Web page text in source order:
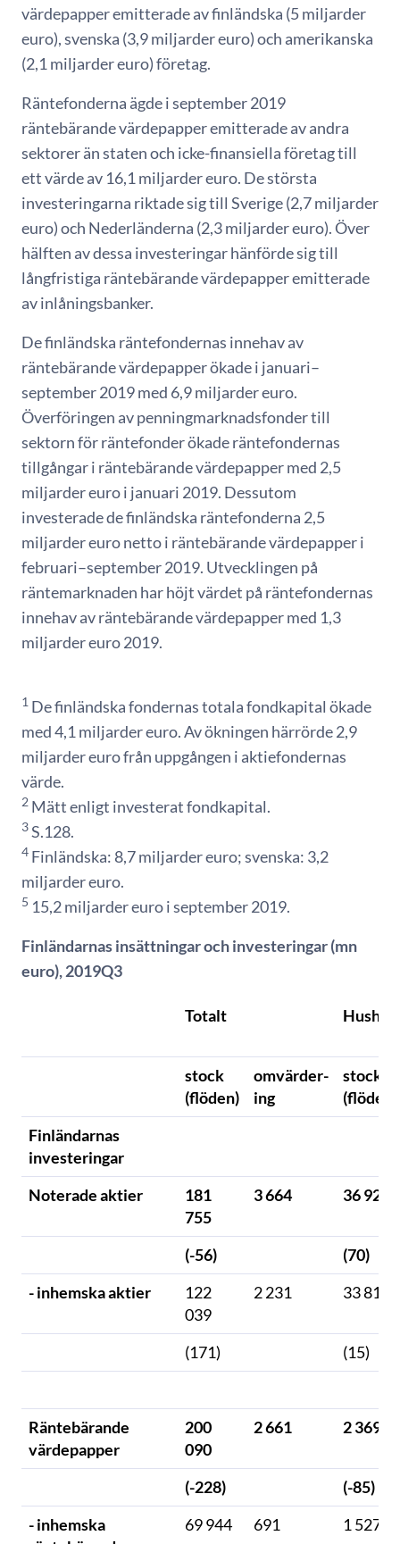
värdepapper emitterade av finländska (5 miljarder
euro), svenska (3,9 miljarder euro) och amerikanska
(2,1 miljarder euro) företag.
Räntefonderna ägde i september 2019
räntebärande värdepapper emitterade av andra
sektorer än staten och icke-finansiella företag till
ett värde av 16,1 miljarder euro. De största
investeringarna riktade sig till Sverige (2,7 miljarder
euro) och Nederländerna (2,3 miljarder euro). Över
hälften av dessa investeringar hänförde sig till
långfristiga räntebärande värdepapper emitterade
av inlåningsbanker.
De finländska räntefondernas innehav av
räntebärande värdepapper ökade i januari–
september 2019 med 6,9 miljarder euro.
Överföringen av penningmarknadsfonder till
sektorn för räntefonder ökade räntefondernas
tillgångar i räntebärande värdepapper med 2,5
miljarder euro i januari 2019. Dess­utom
investerade de finländska räntefonderna 2,5
miljarder euro netto i räntebärande värdepapper i
februari–september 2019. Utvecklingen på
räntemarknaden har höjt värdet på räntefondernas
innehav av räntebärande värdepapper med 1,3
miljarder euro 2019.
1 De finländska fondernas totala fondkapital ökade
med 4,1 miljarder euro. Av ökningen härrörde 2,9
miljarder euro från uppgången i aktiefondernas
värde.
2 Mätt enligt investerat fondkapital.
3S.128.
4 Finländska: 8,7 miljarder euro; svenska: 3,2
miljarder euro.
5 15,2 miljarder euro i september 2019.
Finländarnas insättningar och investeringar (mn
euro), 2019Q3
Totalt Hushåll
stock
(flöden)
omvärder-
ing
stock
(flöden)
Finländarnas
investeringar
Noterade aktier
181
755
3 664 36 921
(-56)
(70)
- inhemska aktier
122
039
2 231 33 818
(171) (15)
Räntebärande
värdepapper
200
090
2 661 2 369
(-228)
(-85)
- inhemska
69 944 691 1 527